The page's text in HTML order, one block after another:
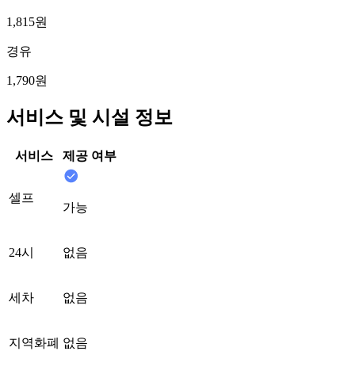
1,815원
경유
1,790원
서비스 및 시설 정보
서비스 제공 여부
셀프
가능
24시 없음
세차 없음
지역화폐 없음